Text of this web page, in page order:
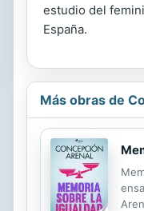
estudio del
España.
Más obras de